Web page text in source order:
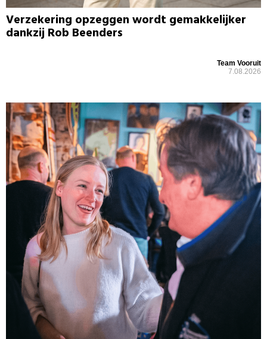
Verzekering opzeggen wordt gemakkelijker
dankzij Rob Beenders
Team Vooruit
7.08.2026